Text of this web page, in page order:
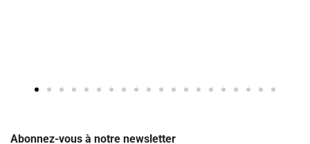
Abonnez-vous à notre newsletter